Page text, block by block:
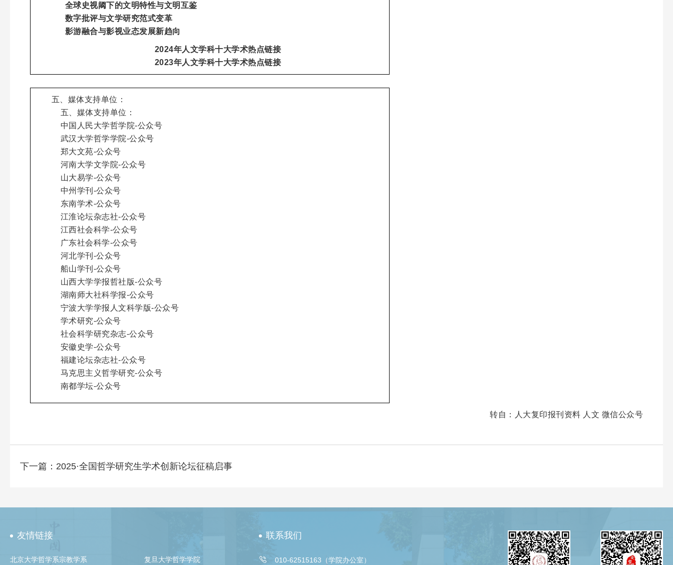
全球史视阈下的文明特性与文明互鉴
数字批评与文学研究范式变革
影游融合与影视业态发展新趋向
2024年人文学科十大学术热点链接
2023年人文学科十大学术热点链接
五、媒体支持单位：
五、媒体支持单位：
中国人民大学哲学院-公众号
武汉大学哲学学院-公众号
郑大文苑-公众号
河南大学文学院-公众号
山大易学-公众号
中州学刊-公众号
东南学术-公众号
江淮论坛杂志社-公众号
江西社会科学-公众号
广东社会科学-公众号
河北学刊-公众号
船山学刊-公众号
山西大学学报哲社版-公众号
湖南师大社科学报-公众号
宁波大学学报人文科学版-公众号
学术研究-公众号
社会科学研究杂志-公众号
安徽史学-公众号
福建论坛杂志社-公众号
马克思主义哲学研究-公众号
南都学坛-公众号
转自 ：人大复印报刊资料 人文 微信公众号
下一篇：2025·全国哲学研究生学术创新论坛征稿启事
友情链接
北京大学哲学系宗教学系 复旦大学哲学学院
联系我们
 010-62515163（学院办公室）